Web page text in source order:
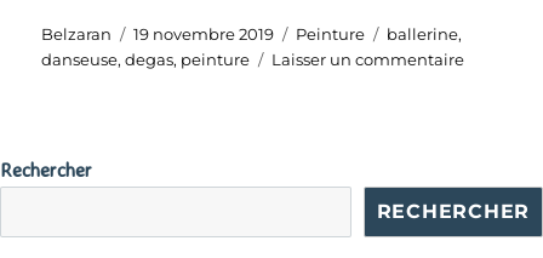
Auteur
Belzaran
Publié
le
19 novembre 2019 Catégories
Peinture Étiquettes
ballerine,
danseuse,degas, peinture Laisser un commentairesur
Rechercher
RECHERCHER